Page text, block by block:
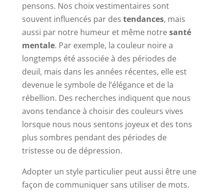
pensons. Nos choix vestimentaires sont
souvent influencés par des tendances, mais
aussi par notre humeur et même notresanté
mentale. Par exemple, la couleur noire a
longtemps été associée à des périodes de
deuil, mais dans les années récentes, elle est
devenue le symbole de l’élégance et de la
rébellion. Des recherches indiquent que nous
avons tendance à choisir des couleurs vives
lorsque nous nous sentons joyeux et des tons
plus sombres pendant des périodes de
tristesse ou de dépression.
Adopter un style particulier peut aussi être une
façon de communiquer sans utiliser de mots.